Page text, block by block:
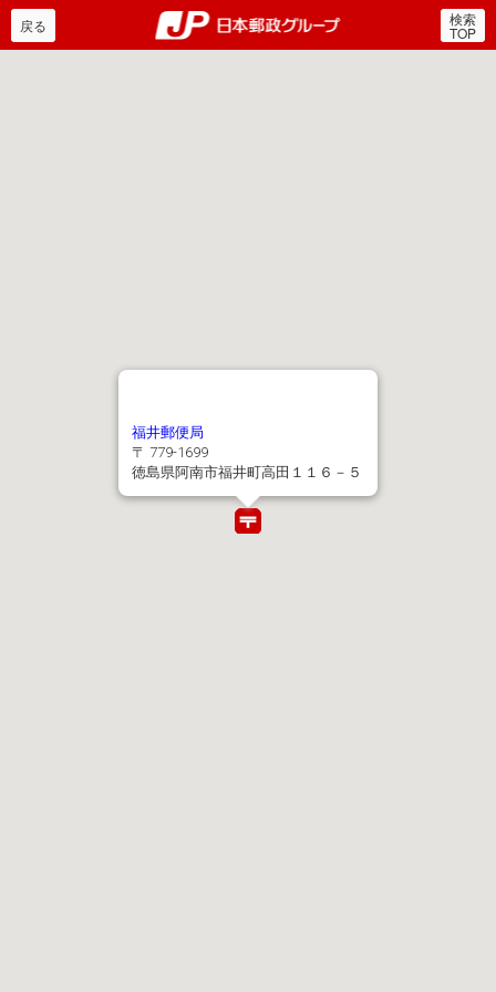
郵便局・日本郵政グルー
戻る 検索
TOP
福井郵便局
〒 779-1699
徳島県阿南市福井町高田１１６－５